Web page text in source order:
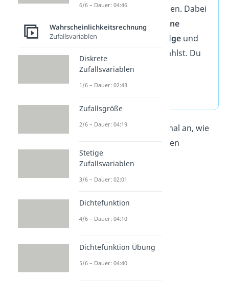
ausn Elementen
zu wählen. Dabei
ist es wichtig, dass du
ohne
Beachtung der Reihenfolge und
ohne Zurücklegen
auswählst. Du
schreibst ihn so:
Schau dir jetzt am besten mal an, wie
du den Binomialkoeffizienten
berechnen kannst.
6/6 – Dauer: 04:46
Wahrscheinlichkeitsrechnung
Zufallsvariablen
Diskrete
Zufallsvariablen
1/6 – Dauer: 02:43
Zufallsgröße
2/6 – Dauer: 04:19
Stetige
Zufallsvariablen
3/6 – Dauer: 02:01
Dichtefunktion
4/6 – Dauer: 04:10
Dichtefunktion Übung
5/6 – Dauer: 04:40